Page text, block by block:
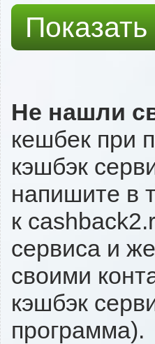
Не нашли
кешбек при
кэшбэк
напишите в
к
сервиса и
своими
кэшбэк
программа).